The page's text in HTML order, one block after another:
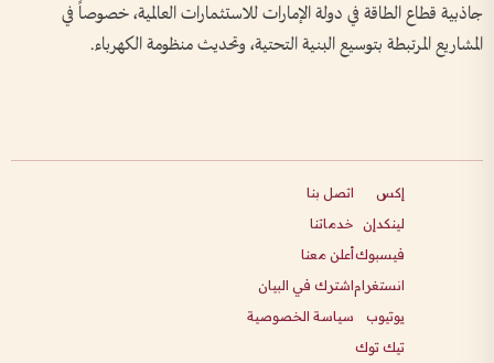
جاذبية قطاع الطاقة في دولة الإمارات للاستثمارات العالمية، خصوصاً في
المشاريع المرتبطة بتوسيع البنية التحتية، وتحديث منظومة الكهرباء.
إكس
لينكدإن
فيسبوك
انستغرام
يوتيوب
تيك توك
اتصل بنا
خدماتنا
أعلن معنا
اشترك في البيان
سياسة الخصوصية